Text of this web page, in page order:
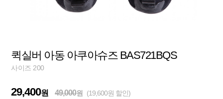
퀵실버 아동 아쿠아슈즈 BAS721BQS
사이즈 200
29,400원 49,000원 (19,600원 할인)